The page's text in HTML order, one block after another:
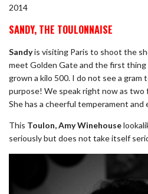
2014
SANDY, THE TOULONNAISE
Sandyis visiting Paris to shoot the
meet Golden Gate and the first thing
grown a kilo 500. I do not see a gram
purpose! We speak right now as
She has a cheerful temperament and
This Toulon, Amy Winehouse
seriously but does not take itself